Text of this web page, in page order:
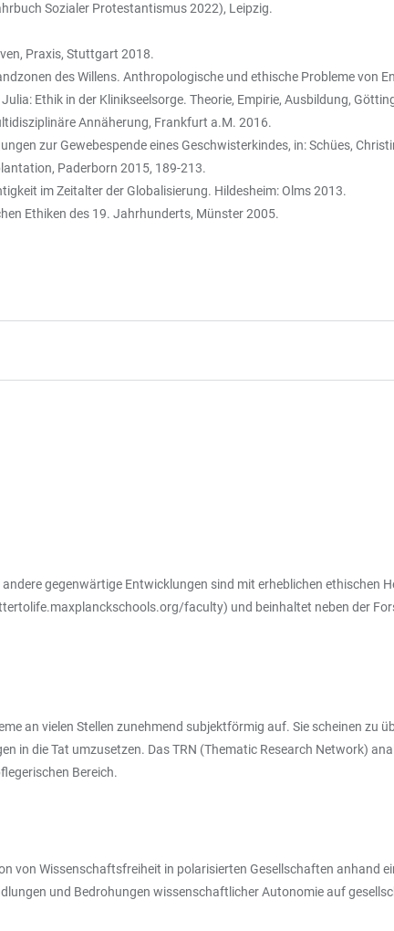
Sozialer Protestantismus 2022), Leipzig.
Praxis, Stuttgart 2018.
des Willens. Anthropologische und ethische Probleme von
Ethik in der Klinikseelsorge. Theorie, Empirie, Ausbildung,
Annäherung, Frankfurt a.M. 2016.
zur Gewebespende eines Geschwisterkindes, in: Schües,
Paderborn 2015, 189-213.
im Zeitalter der Globalisierung. Hildesheim: Olms 2013.
Ethiken des 19. Jahrhunderts, Münster 2005.
andere gegenwärtige Entwicklungen sind mit erheblichen
faculty) und beinhaltet neben der
an vielen Stellen zunehmend subjektförmig auf. Sie scheinen zu
in die Tat umzusetzen. Das TRN (Thematic Research Network)
Bereich.
Wissenschaftsfreiheit in polarisierten Gesellschaften anhand
und Bedrohungen wissenschaftlicher Autonomie auf